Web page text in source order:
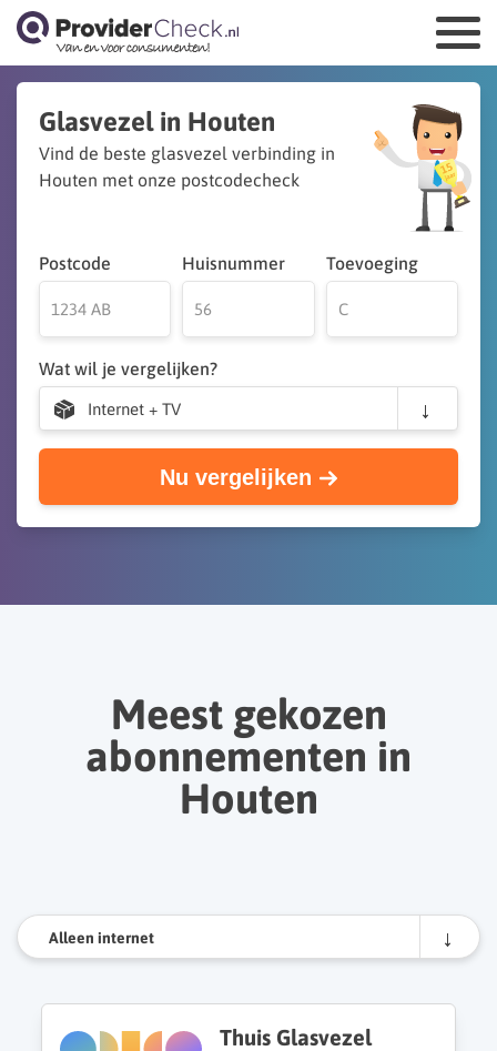
Glasvezel in Houten
Vind de beste glasvezel verbinding in
Houten met onze postcodecheck
Postcode Huisnummer Toevoeging
Wat wil je vergelijken?
Internet + TV
Nu vergelijken
Meest gekozen
abonnementen in
Houten
Alleen internet
Thuis Glasvezel